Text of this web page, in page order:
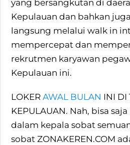
yang bersangkutan di
Kepulauan dan bahkan
langsung melalui walk in
mempercepat dan
rekrutmen karyawan
Kepulauan ini.
LOKERAWAL BULAN INI DI
KEPULAUAN. Nah, bisa
dalam kepala sobat
sobat ZONAKEREN.COM